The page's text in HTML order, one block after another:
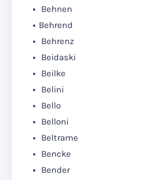
Behnen
Behrend
Behrenz
Beidaski
Beilke
Belini
Bello
Belloni
Beltrame
Bencke
Bender